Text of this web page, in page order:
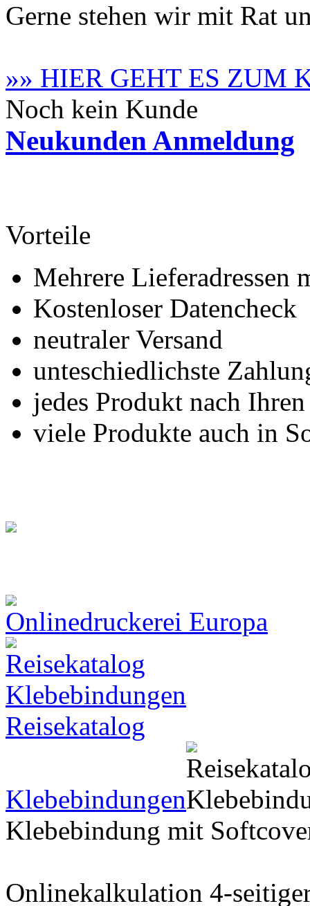
Gerne stehen wir mit Rat
»» HIER GEHT ES ZUM
Noch kein Kunde
Neukunden Anmeldung
Vorteile
Mehrere Lieferadressen
Kostenloser Datencheck
neutraler Versand
unteschiedlichste
jedes Produkt nach
viele Produkte auch in
Onlinedruckerei Europa
Reisekatalog
Klebebindungen
Klebebindung mit
Onlinekalkulation 4-